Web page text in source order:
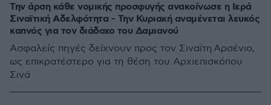
Την άρση κάθε νομικής προσφυγής ανακοίνωσε η Ιερά
Σιναϊτική Αδελφότητα - Την Κυριακή αναμένεται λευκός
καπνός για τον διάδοχο του Δαμιανού
Ασφαλείς πηγές δείχνουν προς τον Σιναϊτη Αρσένιο,
ως επικρατέστερο για τη θέση του Αρχιεπισκόπου
Σινά